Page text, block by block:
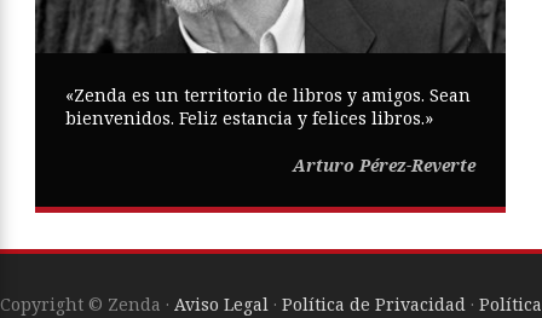
«Zenda es un territorio de libros y amigos. Sean
bienvenidos. Feliz estancia y felices libros.»
Arturo Pérez-Reverte
Copyright © Zenda · Aviso Legal · Política de Privacidad · Política